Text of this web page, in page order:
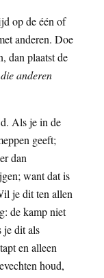
op de één of
anderen. Doe
dan plaatst de
anderen
Als je in de
geeft;
dan
want dat is
je dit ten allen
de kamp niet
je dit als
en alleen
houd,